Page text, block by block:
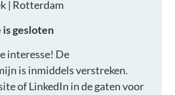
| Rotterdam
is gesloten
interesse! De
is inmiddels verstreken.
of LinkedIn in de gaten voor